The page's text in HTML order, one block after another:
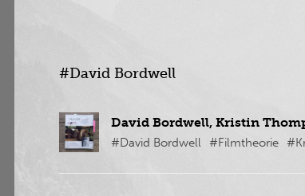
#David Bordwell
David Bordwell, Kristin
#David Bordwell #Filmtheorie